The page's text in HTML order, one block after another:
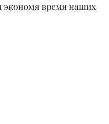
время наших